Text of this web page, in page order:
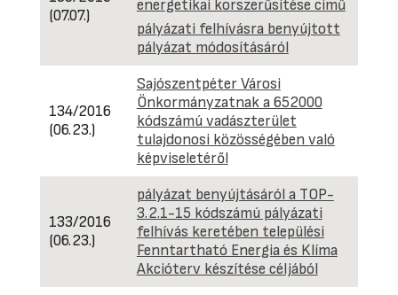
(07.07.)
energetikai korszerűsítése című
pályázati felhívásra benyújtott
pályázat módosításáról
134/2016
(06.23.)
Sajószentpéter Városi
Önkormányzatnak a 652000
kódszámú vadászterület
tulajdonosi közösségében való
képviseletéről
133/2016
(06.23.)
pályázat benyújtásáról a TOP-
3.2.1-15 kódszámú pályázati
felhívás keretében települési
Fenntartható Energia és Klíma
Akcióterv készítése céljából